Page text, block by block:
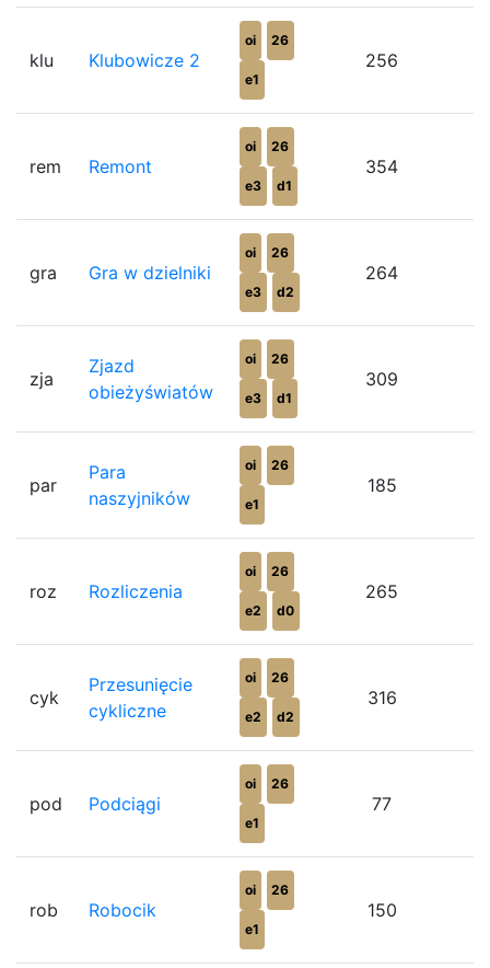
klu Klubowicze 2
oi 26
e1
256
rem Remont
oi 26
e3 d1
354
gra Gra w dzielniki
oi 26
e3 d2
264
zja
Zjazd
obieżyświatów
oi 26
e3 d1
309
par
Para
naszyjników
oi 26
e1
185
roz Rozliczenia
oi 26
e2 d0
265
cyk
Przesunięcie
cykliczne
oi 26
e2 d2
316
pod Podciągi
oi 26
e1
77
rob Robocik
oi 26
e1
150